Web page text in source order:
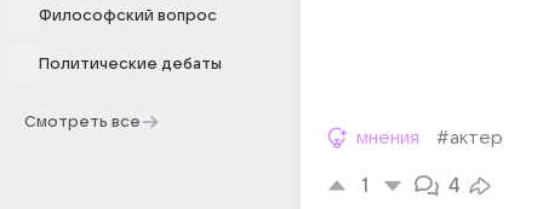
Философский вопрос
Политические дебаты
Смотреть все
мнения #актер
1 4